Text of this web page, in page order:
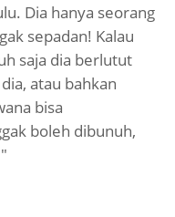
Dia hanya seorang
sepadan! Kalau
saja dia berlutut
atau bahkan
bisa
boleh dibunuh,